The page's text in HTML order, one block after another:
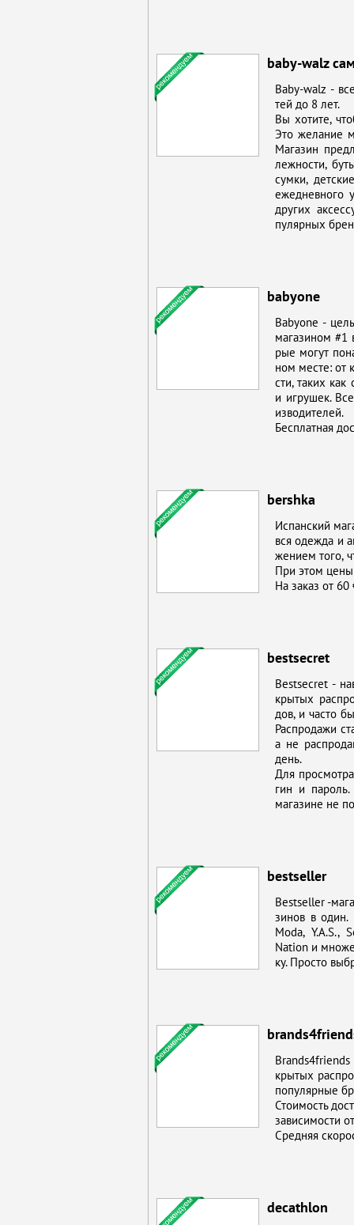
baby-walz
Baby-walz -
тей до 8 лет.
Вы хо­ти­те,
Это же­ла­ние
Ма­га­зин
леж­но­сти,
сум­ки,
еже­днев­но­го
дру­гих
пуляр­ных
babyone
Babyone -
ма­га­зи­ном #1
рые мо­гут
ном ме­сте: от
сти, та­ких
и иг­ру­шек.
из­во­ди­те­лей.
Бес­плат­ная
bershka
Ис­пан­ский
вся одеж­да и
же­ни­ем то­го,
При этом
На за­каз от 60
bestsecret
Bestsecret -
кры­тых
дов, и ча­сто
Рас­про­да­жи
а не
день.
Для
гин и па­роль.
ма­га­зине не
bestseller
Bestseller -
зи­нов в один.
Moda, Y.A.S.,
Nation и
ку. Про­сто
кры­тых
по­пуляр­ные
Сто­и­мость
за­ви­си­мо­сти
Сред­няя
decathlon